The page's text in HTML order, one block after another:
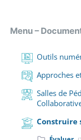
Menu –
Outils
Approches
Salles de
Construire